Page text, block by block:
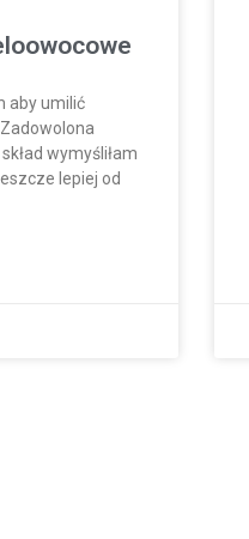
aby umilić
wymyśliłam
lepiej od